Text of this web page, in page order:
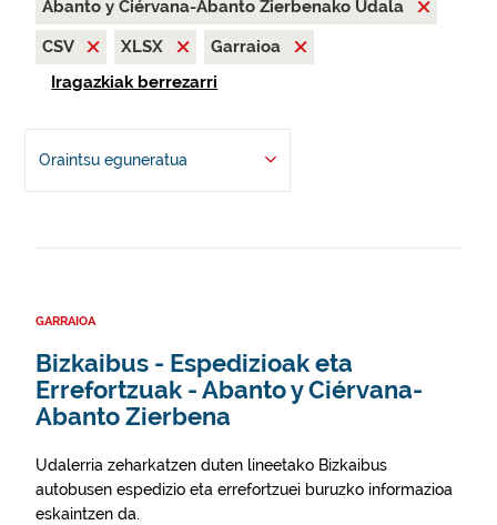
Abanto y Ciérvana-Abanto Zierbenako Udala
CSV
XLSX
Garraioa
Iragazkiak berrezarri
Oraintsu eguneratua
GARRAIOA
Bizkaibus - Espedizioak eta
Errefortzuak - Abanto y Ciérvana-
Abanto Zierbena
Udalerria zeharkatzen duten lineetako Bizkaibus
autobusen espedizio eta errefortzuei buruzko informazioa
eskaintzen da.